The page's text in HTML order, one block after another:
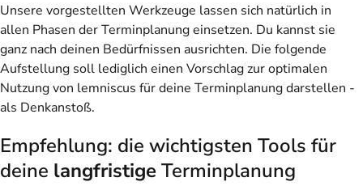
Unsere vorgestellten Werkzeuge lassen sich natürlich in
allen Phasen der Terminplanung einsetzen. Du kannst sie
ganz nach deinen Bedürfnissen ausrichten. Die folgende
Aufstellung soll lediglich einen Vorschlag zur optimalen
Nutzung von lemniscus für deine Terminplanung darstellen -
als Denkanstoß.
Empfehlung: die wichtigsten Tools für
deine langfristigeTerminplanung